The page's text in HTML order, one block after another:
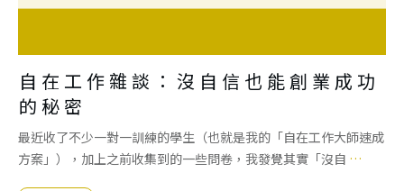
自在工作雜談：沒自信也能創業成功
的秘密
最近收了不少一對一訓練的學生（也就是我的「自在工作大師速成
方案」），加上之前收集到的一些問卷，我發覺其實「沒自 …